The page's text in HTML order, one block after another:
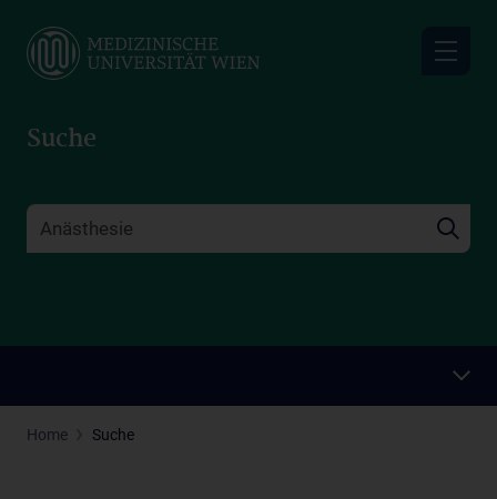
main
Suche
Home Suche